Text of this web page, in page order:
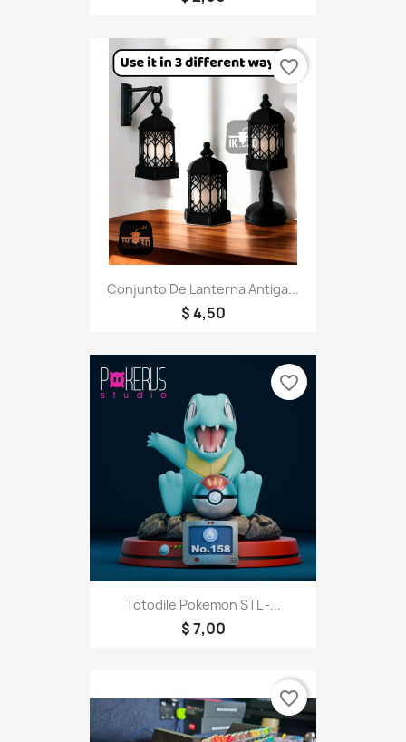
Conjunto De Lanterna Antiga...
$ 4,50
favorite_border
Totodile Pokemon STL -...
$ 7,00
favorite_border
favorite_border